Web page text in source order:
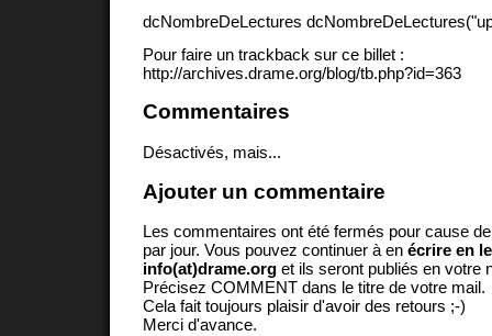
dcNombreDeLectures
Pour faire un trackback sur ce billet :
http://archives.drame.org/blog/tb.php?id=363
Commentaires
Désactivés, mais...
Ajouter un commentaire
Les commentaires ont été fermés pour cause
par jour. Vous pouvez continuer à en écrire en
info(at)drame.org et ils seront publiés en votre
Précisez COMMENT dans le titre de votre mail.
Cela fait toujours plaisir d'avoir des retours ;-)
Merci d'avance.